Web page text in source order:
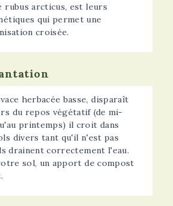
rubus arcticus, est leurs
qui permet une
croisée.
herbacée basse, disparaît
du repos végétatif (de mi-
printemps) il croit dans
divers tant qu'il n'est pas
drainent correctement l'eau.
sol, un apport de compost